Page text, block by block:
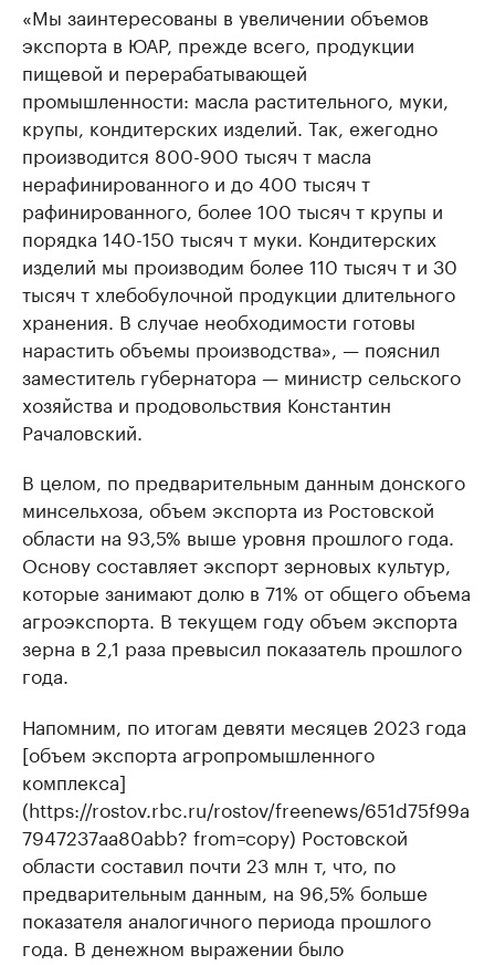
«Мы заинтересованы в увеличении объемов
экспорта в ЮАР, прежде всего, продукции
пищевой и перерабатывающей
промышленности: масла растительного, муки,
крупы, кондитерских изделий. Так, ежегодно
производится 800-900 тысяч т масла
нерафинированного и до 400 тысяч т
рафинированного, более 100 тысяч т крупы и
порядка 140-150 тысяч т муки. Кондитерских
изделий мы производим более 110 тысяч т и 30
тысяч т хлебобулочной продукции длительного
хранения. В случае необходимости готовы
нарастить объемы производства», — пояснил
заместитель губернатора — министр сельского
хозяйства и продовольствия Константин
Рачаловский.
В целом, по предварительным данным донского
минсельхоза, объем экспорта из Ростовской
области на 93,5% выше уровня прошлого года.
Основу составляет экспорт зерновых культур,
которые занимают долю в 71% от общего объема
агроэкспорта. В текущем году объем экспорта
зерна в 2,1 раза превысил показатель прошлого
года.
Напомним, по итогам девяти месяцев 2023 года
[объем экспорта агропромышленного
комплекса]
(https://rostov.rbc.ru/rostov/freenews/651d75f99a
7947237aa80abb? from=copy) Ростовской
области составил почти 23 млн т, что, по
предварительным данным, на 96,5% больше
показателя аналогичного периода прошлого
года. В денежном выражении было